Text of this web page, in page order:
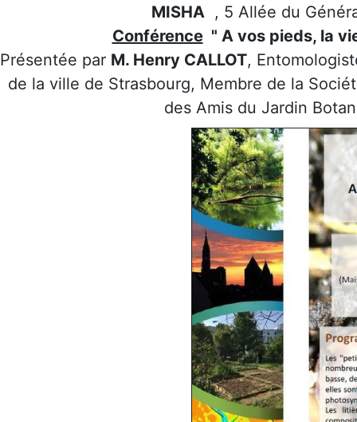
MISHA, 5 Allée du
Conférence" A vos pieds, la
Présentée par M. Henry CALLOT,
de la ville de Strasbourg, Membre de la
des Amis du Jardin